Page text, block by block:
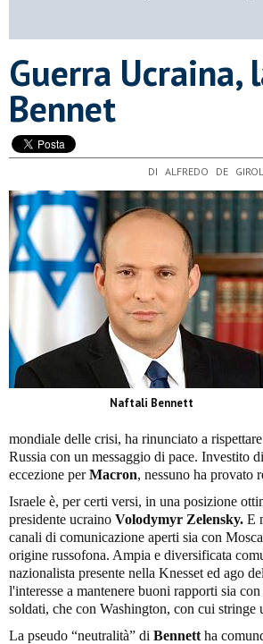
Guerra
Bennet
DI ALFREDO DE
Naftali Bennett
mondiale delle crisi, ha rinunciato a
Russia con un messaggio di pace. Investito
eccezione perMacron, nessuno ha provato
Israele è, per certi versi, in una posizione
presidente ucraino Volodymyr Zelensky. E
canali di comunicazione aperti sia con
origine russofona. Ampia e diversificata
nazionalista presente nella Knesset ed ago
l'interesse a mantenere buoni rapporti sia
soldati, che con Washington, con cui stringe
La pseudo “neutralità” di Bennett ha